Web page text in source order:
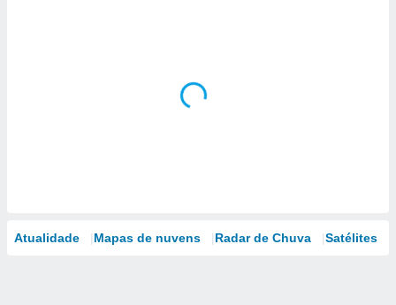
Atualidade Mapas de nuvens Radar de Chuva Satélites